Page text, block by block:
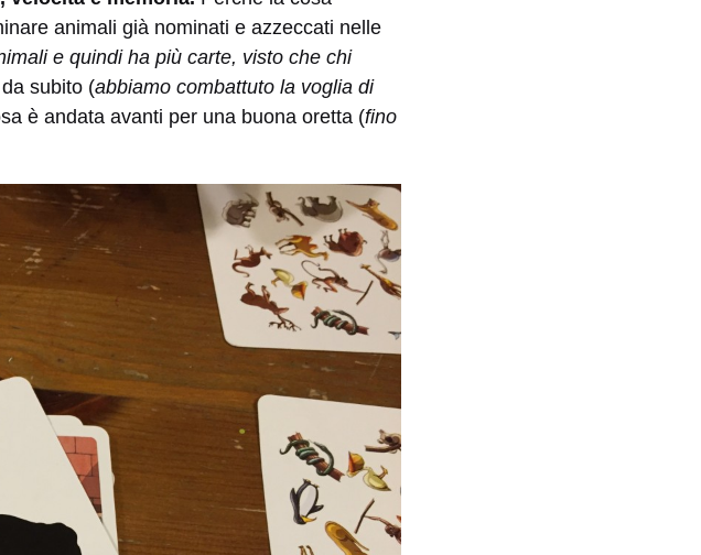
animali già nominati e azzeccati nelle
e quindi ha più carte, visto che chi
subito (abbiamo combattuto la voglia di
è andata avanti per una buona oretta (fino